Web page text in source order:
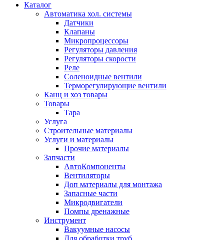
Каталог
Автоматика хол. системы
Датчики
Клапаны
Микропроцессоры
Регуляторы давления
Регуляторы скорости
Реле
Соленоидные вентили
Терморегулирующие вентили
Канц и хоз товары
Товары
Тара
Услуга
Строительные материалы
Услуги и материалы
Прочие материалы
Запчасти
АвтоКомпоненты
Вентиляторы
Доп материалы для монтажа
Запасные части
Микродвигатели
Помпы дренажные
Инструмент
Вакуумные насосы
Для обработки труб